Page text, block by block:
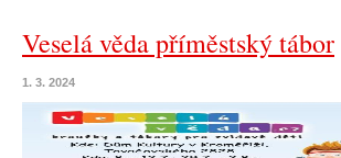
Veselá věda příměstský tábor
1. 3. 2024